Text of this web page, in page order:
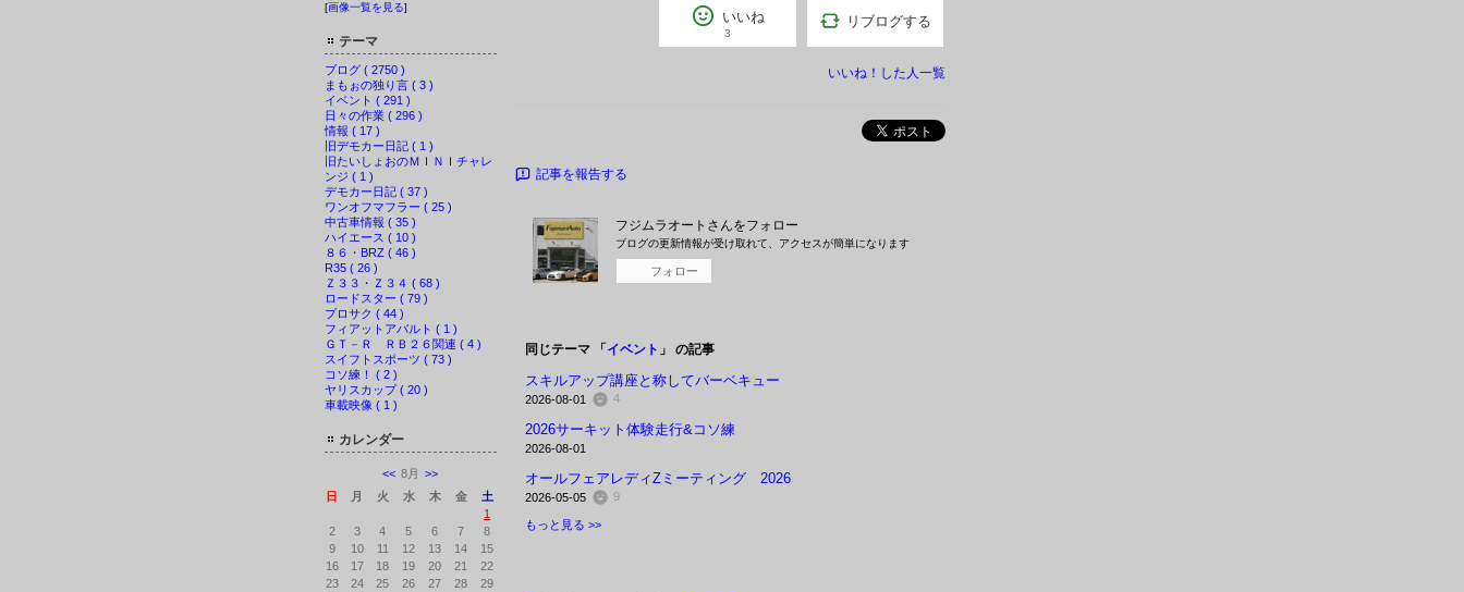
[画像一覧を見る]
テーマ
ブログ ( 2750 )
まもぉの独り言 ( 3 )
イベント ( 291 )
日々の作業 ( 296 )
情報 ( 17 )
旧デモカー日記 ( 1 )
旧たいしょおのＭＩＮＩチャレ
ンジ ( 1 )
デモカー日記 ( 37 )
ワンオフマフラー ( 25 )
中古車情報 ( 35 )
ハイエース ( 10 )
８６・BRZ ( 46 )
R35 ( 26 )
Ｚ３３・Ｚ３４ ( 68 )
ロードスター ( 79 )
プロサク ( 44 )
フィアットアバルト ( 1 )
ＧＴ－Ｒ ＲＢ２６関連 ( 4 )
スイフトスポーツ ( 73 )
コソ練！ ( 2 )
ヤリスカップ ( 20 )
車載映像 ( 1 )
カレンダー
<< 8月 >>
日
月 火 水 木 金
土
1
2
3 4 5 6 7
8
9
10 11 12 13 14
15
16
17 18 19 20 21
22
23
24 25 26 27 28
29
いいね
3
リブログする
いいね！した人一覧
ポスト
記事を報告する
フジムラオート さんをフォロー
ブログの更新情報が受け取れて、アクセスが簡単になります
フォロー
同じテーマ 「 イベント 」 の記事
スキルアップ講座と称してバーベキュー
2026-08-01 4
2026サーキット体験走行&コソ練
2026-08-01
オールフェアレディZミーティング 2026
2026-05-05 9
もっと見る >>